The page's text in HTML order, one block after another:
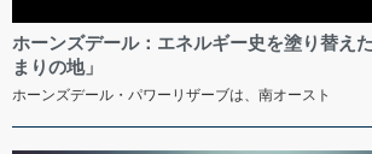
ホーンズデール：エネルギー史を塗り替え
まりの地」
ホーンズデール・パワーリザーブは、南オースト